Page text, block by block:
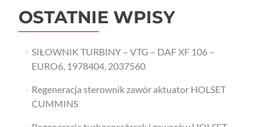
OSTATNIE WPISY
SIŁOWNIK TURBINY – VTG – DAF XF 106 –
EURO6, 1978404, 2037560
Regeneracja sterownik zawór aktuator HOLSET
CUMMINS